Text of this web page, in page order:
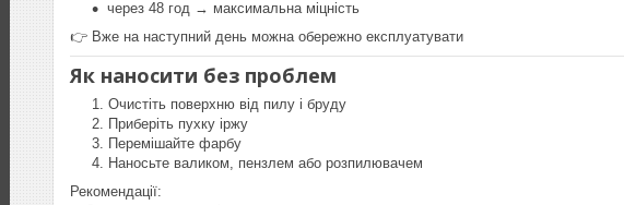
через 48 год → максимальна міцність
👉 Вже на наступний день можна обережно експлуатувати
Як наносити без проблем
Очистіть поверхню від пилу і бруду
Приберіть пухку іржу
Перемішайте фарбу
Наносьте валиком, пензлем або розпилювачем
Рекомендації: